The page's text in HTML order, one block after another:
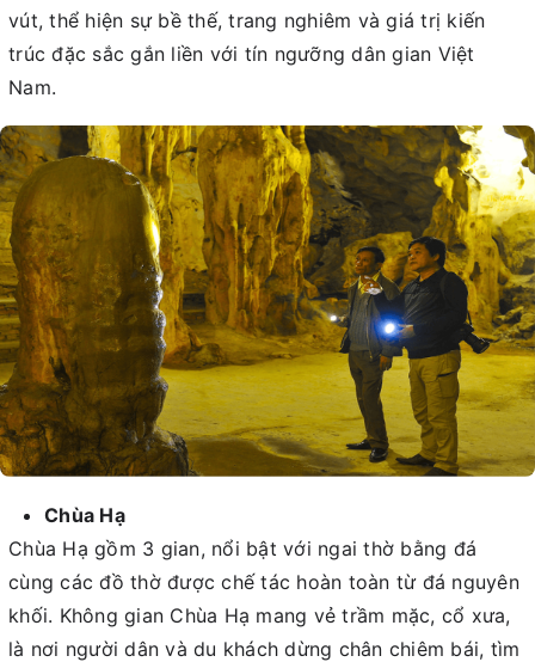
vút, thể hiện sự bề thế, trang nghiêm và giá trị kiến
trúc đặc sắc gắn liền với tín ngưỡng dân gian Việt
Nam.
Chùa Hạ
Chùa Hạ gồm 3 gian, nổi bật với ngai thờ bằng đá
cùng các đồ thờ được chế tác hoàn toàn từ đá nguyên
khối. Không gian Chùa Hạ mang vẻ trầm mặc, cổ xưa,
là nơi người dân và du khách dừng chân chiêm bái, tìm